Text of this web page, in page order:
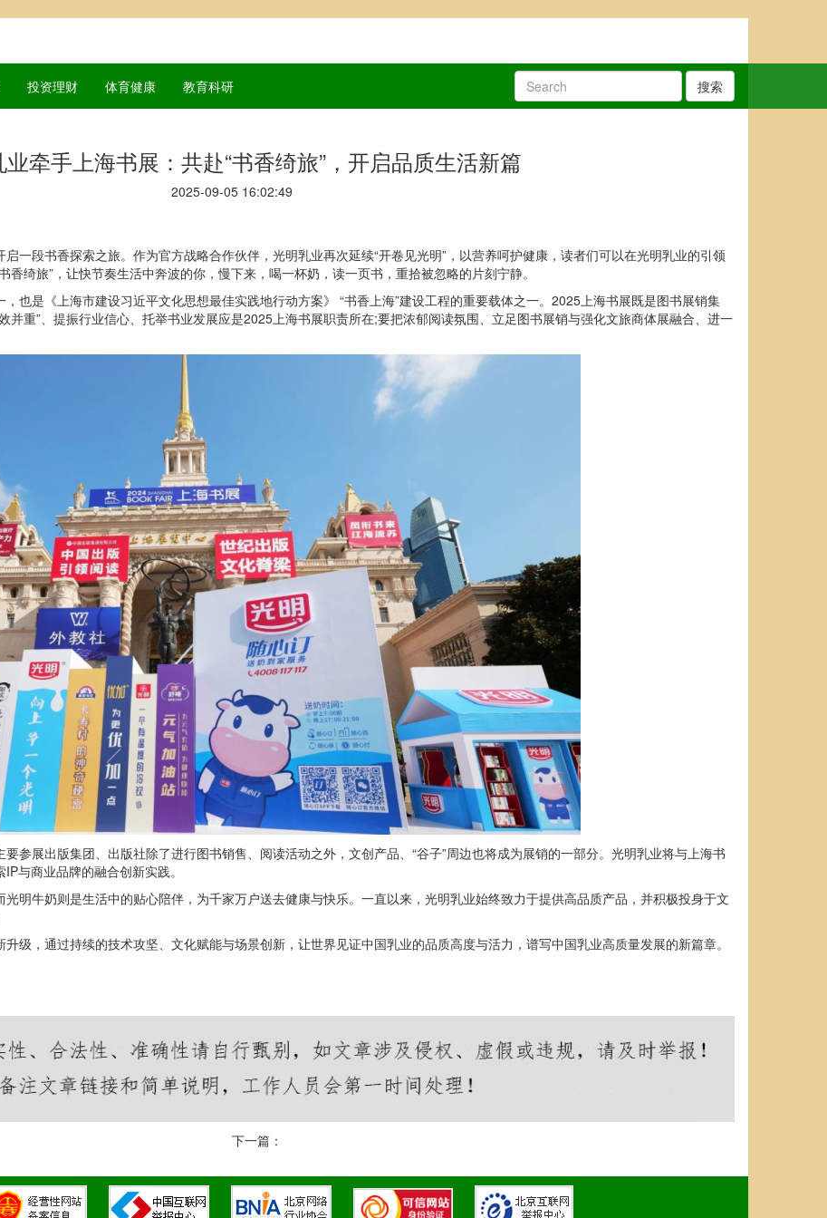
投资理财 体育健康 教育科研 搜索
牵手上海书展：共赴“书香绮旅”，开启品质生活新篇
2025-09-05 16:02:49
一段书香探索之旅。作为官方战略合作伙伴，光明乳业再次延续“开卷见光明”，以营养呵护健康，读者们可以在光明乳业的引领
绮旅”，让快节奏生活中奔波的你，慢下来，喝一杯奶，读一页书，重拾被忽略的片刻宁静。
也是《上海市建设习近平文化思想最佳实践地行动方案》 “书香上海”建设工程的重要载体之一。2025上海书展既是图书展销集
并重”、提振行业信心、托举书业发展应是2025上海书展职责所在;要把浓郁阅读氛围、立足图书展销与强化文旅商体展融合、进一
参展出版集团、出版社除了进行图书销售、阅读活动之外，文创产品、“谷子”周边也将成为展销的一部分。光明乳业将与上海书
与商业品牌的融合创新实践。
明牛奶则是生活中的贴心陪伴，为千家万户送去健康与快乐。一直以来，光明乳业始终致力于提供高品质产品，并积极投身于文
级，通过持续的技术攻坚、文化赋能与场景创新，让世界见证中国乳业的品质高度与活力，谱写中国乳业高质量发展的新篇章。
下一篇：